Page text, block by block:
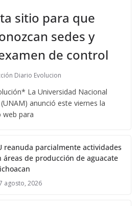
sitio para que
sedes y
de control
Diario Evolucion
La Universidad Nacional
anunció este viernes la
web para
reanuda parcialmente actividades
áreas de producción de aguacate
agosto, 2026